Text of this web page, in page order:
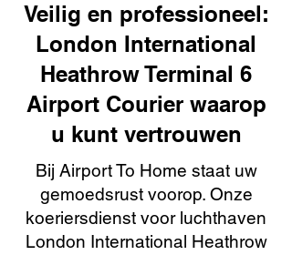
Veilig en professioneel:
London International
Heathrow Terminal 6
Airport Courier waarop
u kunt vertrouwen
Bij Airport To Home staat uw
gemoedsrust voorop. Onze
koeriersdienst voor luchthaven
London International Heathrow